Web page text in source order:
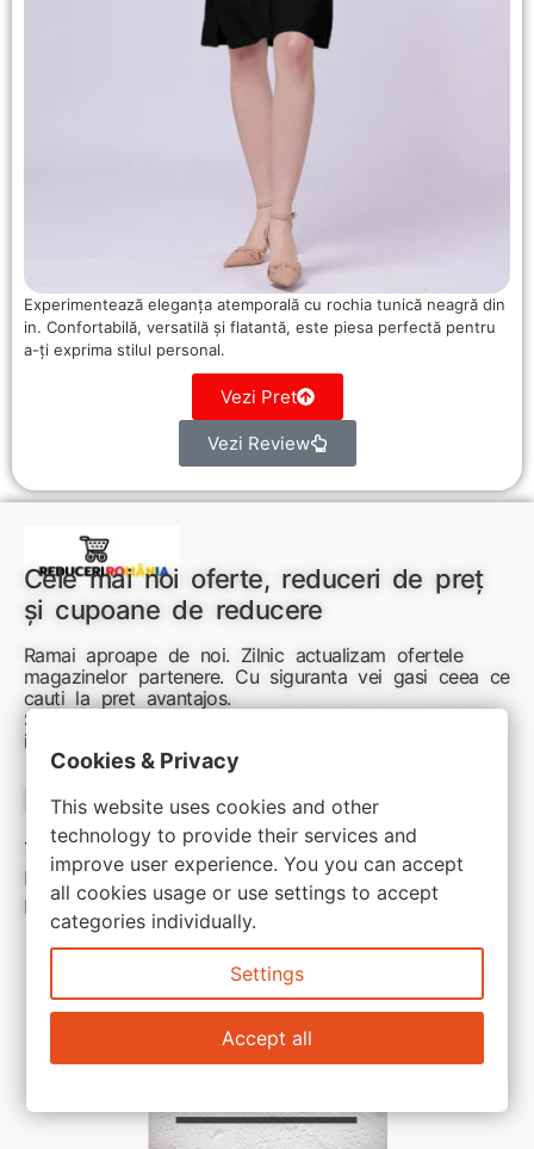
Experimentează eleganța atemporală cu rochia tunică neagră din
in. Confortabilă, versatilă și flatantă, este piesa perfectă pentru
a-ți exprima stilul personal.
Vezi Pret
Vezi Review
Cele mai noi oferte, reduceri de preț
și cupoane de reducere
Ramai aproape de noi. Zilnic actualizam ofertele
magazinelor partenere. Cu siguranta vei gasi ceea ce
cauti la pret avantajos.
Sunteti aici pentru reduceri inteligente si cumpărături
inspirate
Link-uri utile:
Termeni si conditii
Politica de confidentialitate
Politica de cookie
Cookies & Privacy
This website uses cookies and other
technology to provide their services and
improve user experience. You you can accept
all cookies usage or use settings to accept
categories individually.
Settings
Accept all